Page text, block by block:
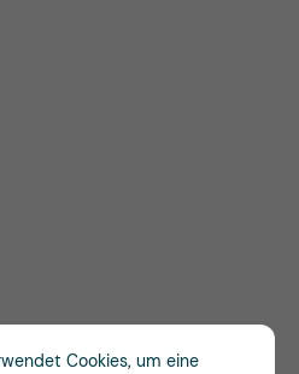
Cookies, um eine